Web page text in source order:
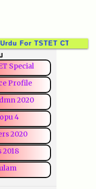
CTET TSTRT
Special
Profile
2020
4
2020
2018